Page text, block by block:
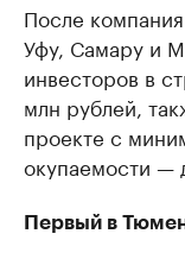
После
Уфу, Самару и
инвесторов в
млн рублей,
проекте с
окупаемости —
Первый в